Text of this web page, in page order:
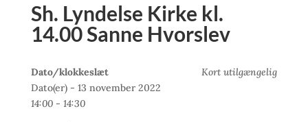
Sh. Lyndelse Kirke kl.
14.00 Sanne Hvorslev
Kort utilgængelig
Dato/klokkeslæt
Dato(er) - 13 november 2022
14:00 - 14:30